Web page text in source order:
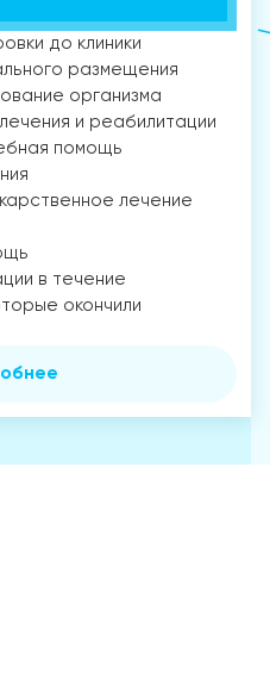
до клиники
размещения
организма
и реабилитации
помощь
лечение
в течение
окончили